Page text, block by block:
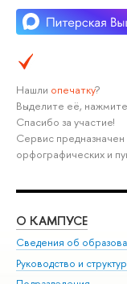
Нашли опечатку?
Выделите её,
Спасибо за участие!
Сервис
орфографических и
О КАМПУСЕ
Сведения об
Руководство и